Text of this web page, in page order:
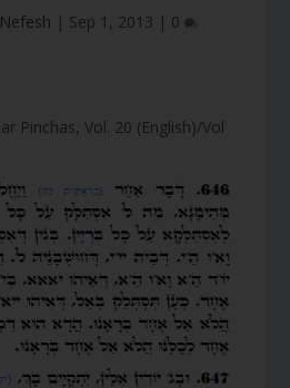
| Sep 1, 2013 | 0
Pinchas, Vol. 20 (English)/Vol